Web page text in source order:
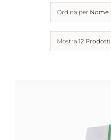
Ordina per Nome
Mostra 12 Prodotti